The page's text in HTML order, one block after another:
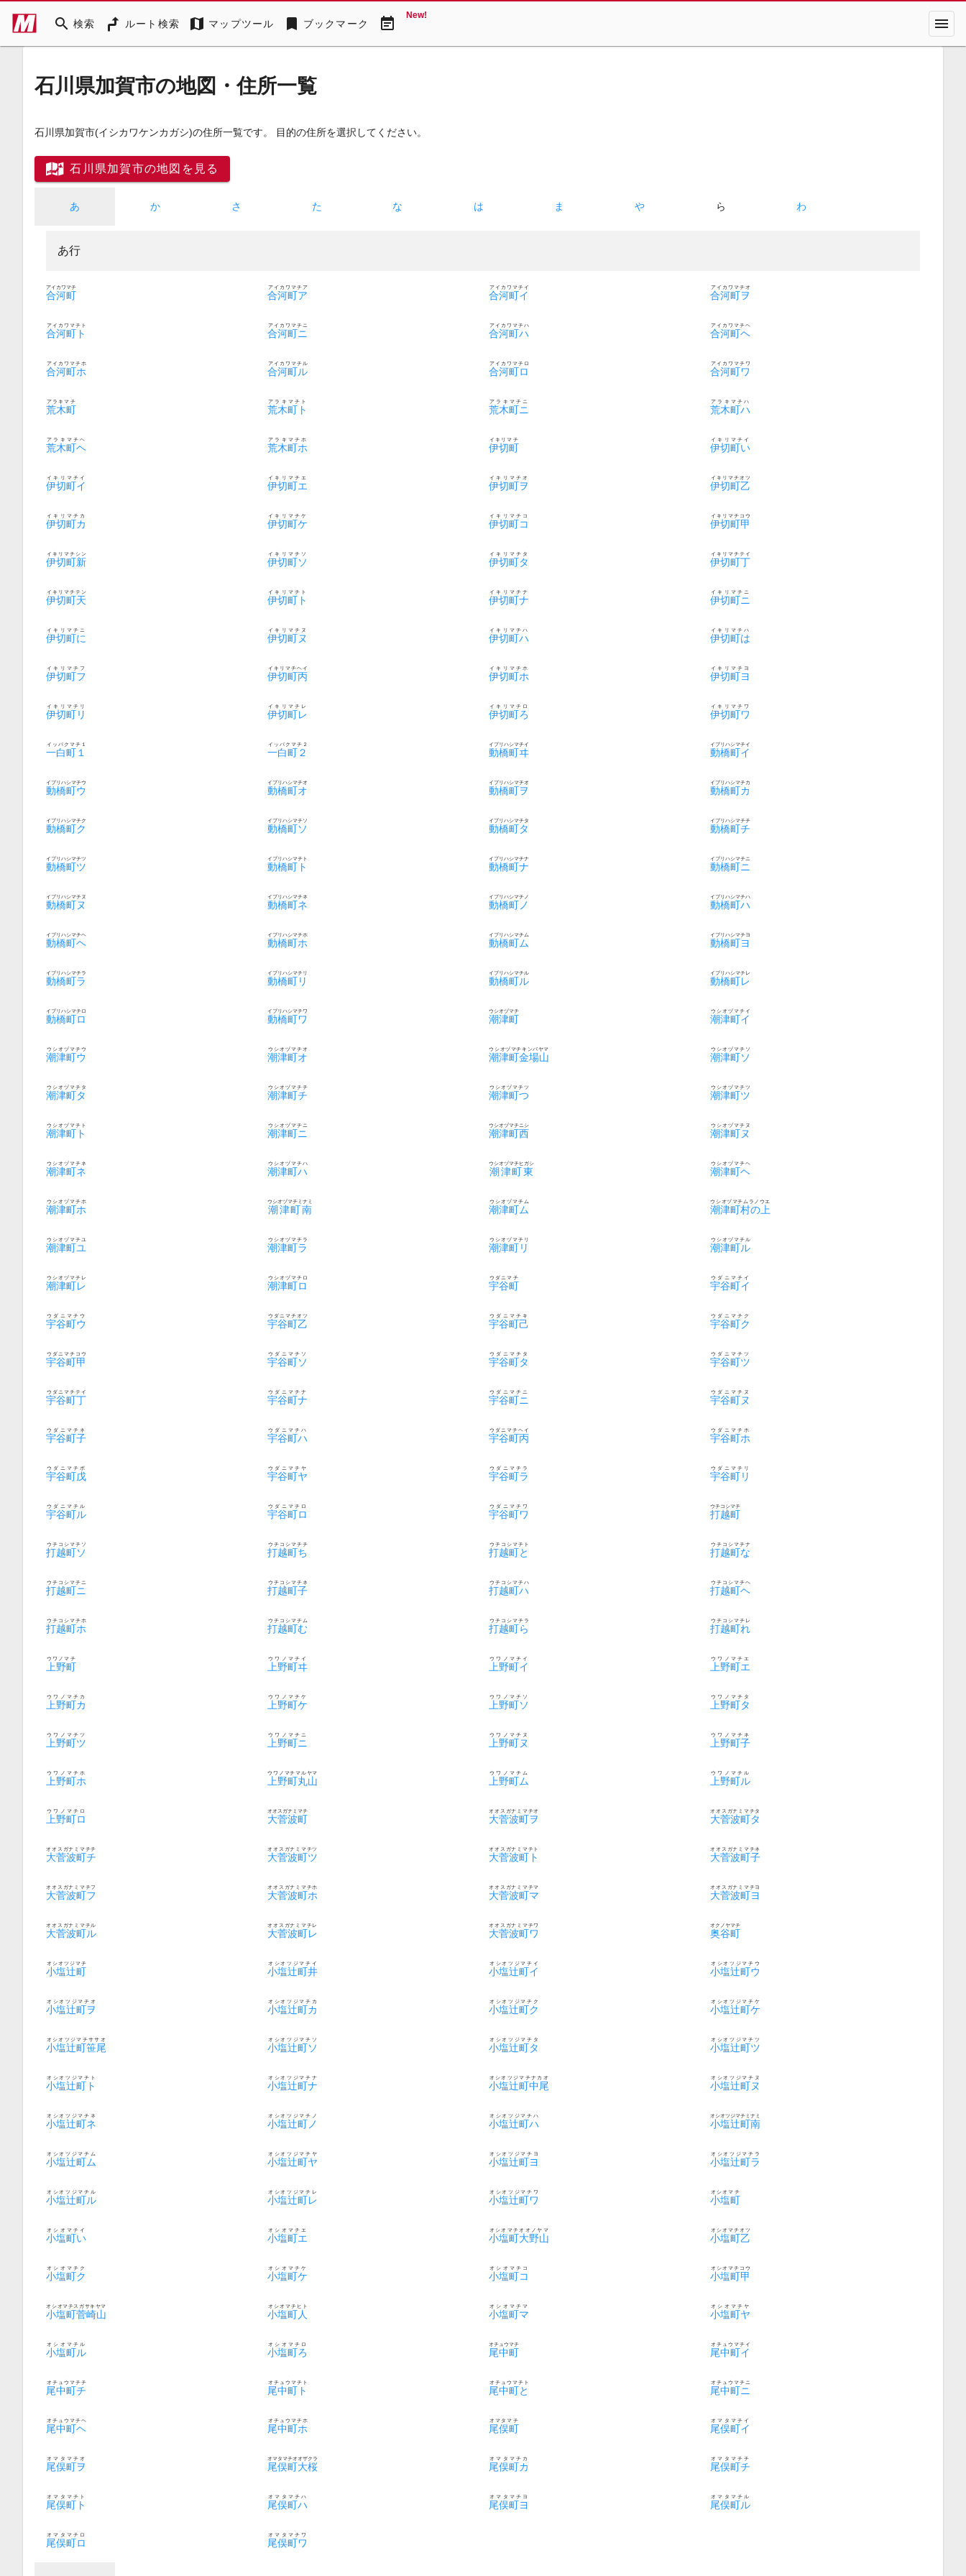
search 検索 ルート検索 map マップツール bookmark ブックマーク event_note New! menu
石川県加賀市の地図・住所一覧
石川県加賀市(イシカワケンカガシ)の住所一覧です。 目的の住所を選択してください。
石川県加賀市の地図を見る
あ か さ た な は ま や ら わ
あ行
合河町
アイカワマチ
合河町ア
アイカワマチア
合河町イ
アイカワマチイ
合河町ヲ
アイカワマチオ
合河町ト
アイカワマチト
合河町ニ
アイカワマチニ
合河町ハ
アイカワマチハ
合河町ヘ
アイカワマチヘ
合河町ホ
アイカワマチホ
合河町ル
アイカワマチル
合河町ロ
アイカワマチロ
合河町ワ
アイカワマチワ
荒木町
アラキマチ
荒木町ト
アラキマチト
荒木町ニ
アラキマチニ
荒木町ハ
アラキマチハ
荒木町ヘ
アラキマチヘ
荒木町ホ
アラキマチホ
伊切町
イキリマチ
伊切町い
イキリマチイ
伊切町イ
イキリマチイ
伊切町エ
イキリマチエ
伊切町ヲ
イキリマチオ
伊切町乙
イキリマチオツ
伊切町カ
イキリマチカ
伊切町ケ
イキリマチケ
伊切町コ
イキリマチコ
伊切町甲
イキリマチコウ
伊切町新
イキリマチシン
伊切町ソ
イキリマチソ
伊切町タ
イキリマチタ
伊切町丁
イキリマチテイ
伊切町天
イキリマチテン
伊切町ト
イキリマチト
伊切町ナ
イキリマチナ
伊切町ニ
イキリマチニ
伊切町に
イキリマチニ
伊切町ヌ
イキリマチヌ
伊切町ハ
イキリマチハ
伊切町は
イキリマチハ
伊切町フ
イキリマチフ
伊切町丙
イキリマチヘイ
伊切町ホ
イキリマチホ
伊切町ヨ
イキリマチヨ
伊切町リ
イキリマチリ
伊切町レ
イキリマチレ
伊切町ろ
イキリマチロ
伊切町ワ
イキリマチワ
一白町１
イッパクマチ１
一白町２
イッパクマチ２
動橋町ヰ
イブリハシマチイ
動橋町イ
イブリハシマチイ
動橋町ウ
イブリハシマチウ
動橋町オ
イブリハシマチオ
動橋町ヲ
イブリハシマチオ
動橋町カ
イブリハシマチカ
動橋町ク
イブリハシマチク
動橋町ソ
イブリハシマチソ
動橋町タ
イブリハシマチタ
動橋町チ
イブリハシマチチ
動橋町ツ
イブリハシマチツ
動橋町ト
イブリハシマチト
動橋町ナ
イブリハシマチナ
動橋町ニ
イブリハシマチニ
動橋町ヌ
イブリハシマチヌ
動橋町ネ
イブリハシマチネ
動橋町ノ
イブリハシマチノ
動橋町ハ
イブリハシマチハ
動橋町ヘ
イブリハシマチヘ
動橋町ホ
イブリハシマチホ
動橋町ム
イブリハシマチム
動橋町ヨ
イブリハシマチヨ
動橋町ラ
イブリハシマチラ
動橋町リ
イブリハシマチリ
動橋町ル
イブリハシマチル
動橋町レ
イブリハシマチレ
動橋町ロ
イブリハシマチロ
動橋町ワ
イブリハシマチワ
潮津町
ウシオヅマチ
潮津町イ
ウシオヅマチイ
潮津町ウ
ウシオヅマチウ
潮津町オ
ウシオヅマチオ
潮津町金場山
ウシオヅマチキンバヤマ
潮津町ソ
ウシオヅマチソ
潮津町タ
ウシオヅマチタ
潮津町チ
ウシオヅマチチ
潮津町つ
ウシオヅマチツ
潮津町ツ
ウシオヅマチツ
潮津町ト
ウシオヅマチト
潮津町ニ
ウシオヅマチニ
潮津町西
ウシオヅマチニシ
潮津町ヌ
ウシオヅマチヌ
潮津町ネ
ウシオヅマチネ
潮津町ハ
ウシオヅマチハ
潮津町東
ウシオヅマチヒガシ
潮津町ヘ
ウシオヅマチヘ
潮津町ホ
ウシオヅマチホ
潮津町南
ウシオヅマチミナミ
潮津町ム
ウシオヅマチム
潮津町村の上
ウシオヅマチムラノウエ
潮津町ユ
ウシオヅマチユ
潮津町ラ
ウシオヅマチラ
潮津町リ
ウシオヅマチリ
潮津町ル
ウシオヅマチル
潮津町レ
ウシオヅマチレ
潮津町ロ
ウシオヅマチロ
宇谷町
ウダニマチ
宇谷町イ
ウダニマチイ
宇谷町ウ
ウダニマチウ
宇谷町乙
ウダニマチオツ
宇谷町己
ウダニマチキ
宇谷町ク
ウダニマチク
宇谷町甲
ウダニマチコウ
宇谷町ソ
ウダニマチソ
宇谷町タ
ウダニマチタ
宇谷町ツ
ウダニマチツ
宇谷町丁
ウダニマチテイ
宇谷町ナ
ウダニマチナ
宇谷町ニ
ウダニマチニ
宇谷町ヌ
ウダニマチヌ
宇谷町子
ウダニマチネ
宇谷町ハ
ウダニマチハ
宇谷町丙
ウダニマチヘイ
宇谷町ホ
ウダニマチホ
宇谷町戊
ウダニマチボ
宇谷町ヤ
ウダニマチヤ
宇谷町ラ
ウダニマチラ
宇谷町リ
ウダニマチリ
宇谷町ル
ウダニマチル
宇谷町ロ
ウダニマチロ
宇谷町ワ
ウダニマチワ
打越町
ウチコシマチ
打越町ソ
ウチコシマチソ
打越町ち
ウチコシマチチ
打越町と
ウチコシマチト
打越町な
ウチコシマチナ
打越町ニ
ウチコシマチニ
打越町子
ウチコシマチネ
打越町ハ
ウチコシマチハ
打越町ヘ
ウチコシマチヘ
打越町ホ
ウチコシマチホ
打越町む
ウチコシマチム
打越町ら
ウチコシマチラ
打越町れ
ウチコシマチレ
上野町
ウワノマチ
上野町ヰ
ウワノマチイ
上野町イ
ウワノマチイ
上野町エ
ウワノマチエ
上野町カ
ウワノマチカ
上野町ケ
ウワノマチケ
上野町ソ
ウワノマチソ
上野町タ
ウワノマチタ
上野町ツ
ウワノマチツ
上野町ニ
ウワノマチニ
上野町ヌ
ウワノマチヌ
上野町子
ウワノマチネ
上野町ホ
ウワノマチホ
上野町丸山
ウワノマチマルヤマ
上野町ム
ウワノマチム
上野町ル
ウワノマチル
上野町ロ
ウワノマチロ
大菅波町
オオスガナミマチ
大菅波町ヲ
オオスガナミマチオ
大菅波町タ
オオスガナミマチタ
大菅波町チ
オオスガナミマチチ
大菅波町ツ
オオスガナミマチツ
大菅波町ト
オオスガナミマチト
大菅波町子
オオスガナミマチネ
大菅波町フ
オオスガナミマチフ
大菅波町ホ
オオスガナミマチホ
大菅波町マ
オオスガナミマチマ
大菅波町ヨ
オオスガナミマチヨ
大菅波町ル
オオスガナミマチル
大菅波町レ
オオスガナミマチレ
大菅波町ワ
オオスガナミマチワ
奥谷町
オクノヤマチ
小塩辻町
オシオツジマチ
小塩辻町井
オシオツジマチイ
小塩辻町イ
オシオツジマチイ
小塩辻町ウ
オシオツジマチウ
小塩辻町ヲ
オシオツジマチオ
小塩辻町カ
オシオツジマチカ
小塩辻町ク
オシオツジマチク
小塩辻町ケ
オシオツジマチケ
小塩辻町笹尾
オシオツジマチササオ
小塩辻町ソ
オシオツジマチソ
小塩辻町タ
オシオツジマチタ
小塩辻町ツ
オシオツジマチツ
小塩辻町ト
オシオツジマチト
小塩辻町ナ
オシオツジマチナ
小塩辻町中尾
オシオツジマチナカオ
小塩辻町ヌ
オシオツジマチヌ
小塩辻町ネ
オシオツジマチネ
小塩辻町ノ
オシオツジマチノ
小塩辻町ハ
オシオツジマチハ
小塩辻町南
オシオツジマチミナミ
小塩辻町ム
オシオツジマチム
小塩辻町ヤ
オシオツジマチヤ
小塩辻町ヨ
オシオツジマチヨ
小塩辻町ラ
オシオツジマチラ
小塩辻町ル
オシオツジマチル
小塩辻町レ
オシオツジマチレ
小塩辻町ワ
オシオツジマチワ
小塩町
オシオマチ
小塩町い
オシオマチイ
小塩町エ
オシオマチエ
小塩町大野山
オシオマチオオノヤマ
小塩町乙
オシオマチオツ
小塩町ク
オシオマチク
小塩町ケ
オシオマチケ
小塩町コ
オシオマチコ
小塩町甲
オシオマチコウ
小塩町菅崎山
オシオマチスガサキヤマ
小塩町人
オシオマチヒト
小塩町マ
オシオマチマ
小塩町ヤ
オシオマチヤ
小塩町ル
オシオマチル
小塩町ろ
オシオマチロ
尾中町
オチュウマチ
尾中町イ
オチュウマチイ
尾中町チ
オチュウマチチ
尾中町ト
オチュウマチト
尾中町と
オチュウマチト
尾中町ニ
オチュウマチニ
尾中町ヘ
オチュウマチヘ
尾中町ホ
オチュウマチホ
尾俣町
オマタマチ
尾俣町イ
オマタマチイ
尾俣町ヲ
オマタマチオ
尾俣町大桜
オマタマチオオザクラ
尾俣町カ
オマタマチカ
尾俣町チ
オマタマチチ
尾俣町ト
オマタマチト
尾俣町ハ
オマタマチハ
尾俣町ヨ
オマタマチヨ
尾俣町ル
オマタマチル
尾俣町ロ
オマタマチロ
尾俣町ワ
オマタマチワ